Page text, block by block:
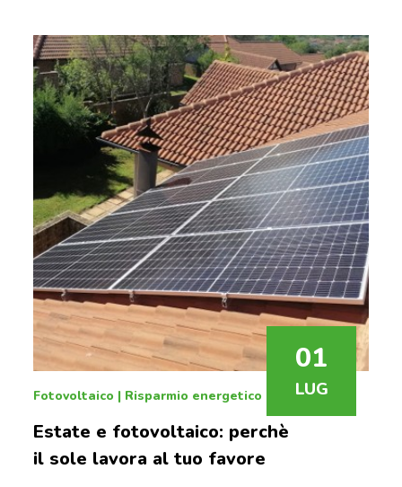
01
LUG
Fotovoltaico | Risparmio energetico
Estate e fotovoltaico: perchè
il sole lavora al tuo favore